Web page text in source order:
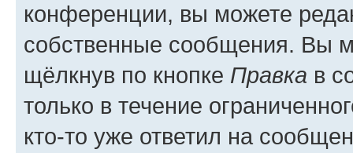
конференции, вы можете
собственные сообщения. Вы
щёлкнув по кнопке Правка в
только в течение
кто-то уже ответил на